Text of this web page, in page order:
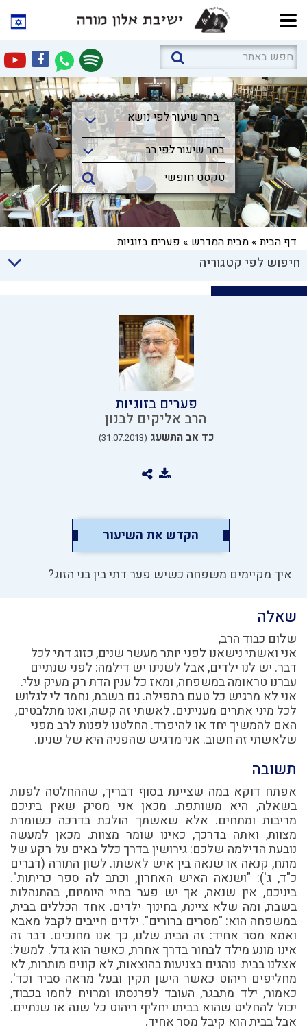
בחר שיעור לפי נושא
בחר שיעור לפי נושא
בחר שיעור לפי רב
דף הבית» מבית המדרש » פערים בזוגיות
חיפוש לפי קטגוריה
פערים בזוגיות
הרב אליקים לבנון
כד אב התשעג (31.07.2013)
הקדש את השיעור
איך מקיימים משפחה כשיש פער דתי בין בני הזוג?
שאלה
שלום כבוד הרב,
אני ואשתי נישאנו לפני יותר מעשר שנים, כזוג דתי לכל
דבר. יש לנו ילדים, אבל לשנינו יש דילמה: לפני שנתיים
עברנו טראומה במשפחה, ומאז כל ענין הדת רק מעיק עלי.
אני לא מרגיש כל טעם בתפילה. גם בשבת, נחמד לי לגלוש
לכל מיני אתרים מעניינים. לאשתי זה קשה, ואנו מתלבטים,
האם להמשיך יחד או להיפרד. החלטנו לפנות לרב מפני
שלאשתי זה חשוב. אני מדגיש שהפניה היא של שנינו.
תשובה
אפתח דוקא במה שציינת בסוף דבריך, שההחלטה לפנות
בשאלה, היא משותפת. מכאן אני מסיק שאין ביניכם
מריבות ומתחים. אלא שאשתך הולכת בדרכה כשומרת
מצוות, ואתה בדרכך, כאינו שומר מצוות. מכאן למעשה
נובעת הדילמה שלכם: גירושין בדרך כלל באים על רקע של
מתח, קנאה או שנאה בין איש לאשתו. לשון התורה (דברים
כ"ד, ג'): "ושנאה האיש האחרון, וכתב לה ספר כריתות".
ביניכם, אין שנאה, אך יש פער בחיי היומיום, בהתנהלות
בשבת, ומה שלא ציינת, בחינוך ילדים. אחד הכללים בבית,
במשפחה הוא: "מסרים ברורים". ילדים חייבים לקבל מאבא
ואמא מסר אחיד: זה הבית שלנו, כך אנו מחנכים. דבר זה
אינו מונע מילד לבחור בדרך אחרת, כאשר הוא גדל. למשל:
אצלנו בבית נוהגים בצניעות בהוצאות, לא קונים מותרות, לא
מחליפים ריהוט כאשר הישן תקין ובעל מראה סביר וכד'.
כאמור, ילד מתבגר, העובד לפרנסתו ומרויח לחמו בכבוד,
יכול להחליט שהוא בביתו יחליף ריהוט כל שנה או שנתיים.
אבל בבית הוא קיבל מסר אחיד.